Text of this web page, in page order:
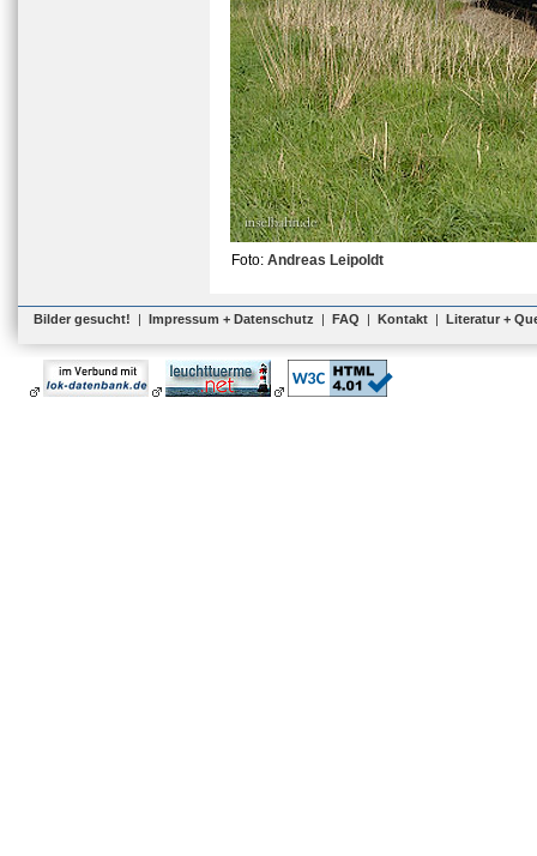
Foto: Andreas Leipoldt
Bilder gesucht! | Impressum + Datenschutz | FAQ | Kontakt | Literatur +